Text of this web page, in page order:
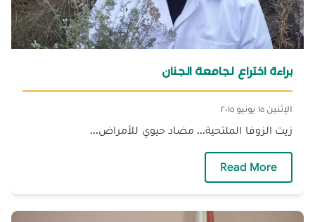
براءة اختراع لجامعة الجنان
الإثنين ١٥ يونيو ٢٠١٥
زيت الزوفا الملتحية... مضاد حيوي للأمراض...
Read More